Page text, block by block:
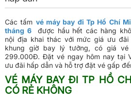
Các tấm vé máy bay đi Tp Hồ Chí
tháng 6được hầu hết các hàng
nội địa khai thác với mức giá ưu đãi
khung giờ bay lý tưởng, có giá
299.000Đ. Đặt vé ngay hôm nay tại
ưu đãi hấp dẫn và hỗ trợ đặt vé gấp
VÉ MÁY BAY ĐI TP HỒ
CÓ RẺ KHÔNG